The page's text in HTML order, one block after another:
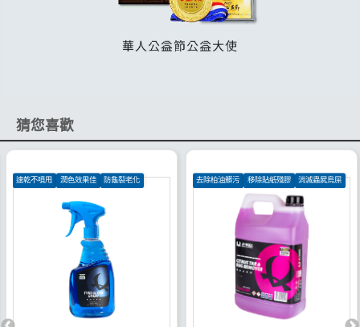
猜您喜歡
速乾不噴甩 潤色效果佳 防龜裂老化 去除柏油髒污 移除貼紙殘膠 消滅蟲屍鳥屎